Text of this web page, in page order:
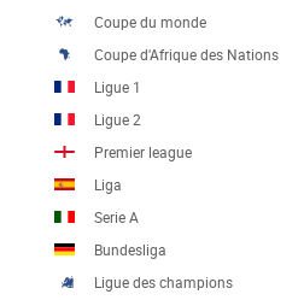
Coupe du monde
Coupe d'Afrique des Nations
Ligue 1
Ligue 2
Premier league
Liga
Serie A
Bundesliga
Ligue des champions